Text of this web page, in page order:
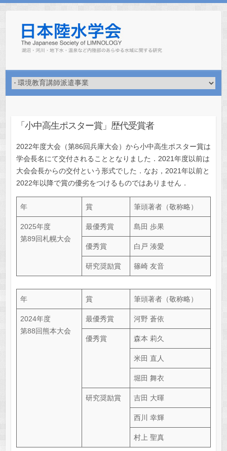
「小中高生ポスター賞」歴代受賞者
2022年度大会（第86回兵庫大会）から小中高生ポスター賞は
学会長名にて交付されることとなりました．2021年度以前は
大会会長からの交付という形式でした．なお，2021年以前と
2022年以降で賞の優劣をつけるものではありません．
年 賞 筆頭著者（敬称略）
2025年度
第89回札幌大会
最優秀賞 島田 歩果
優秀賞 白戸 湊愛
研究奨励賞 篠崎 友音
年 賞 筆頭著者（敬称略）
2024年度
第88回熊本大会
最優秀賞 河野 蒼依
優秀賞 森本 莉久
米田 直人
堀田 舞衣
研究奨励賞 吉田 大暉
西川 幸輝
村上 聖真